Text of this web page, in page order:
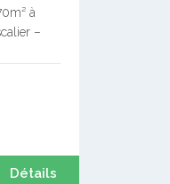
à
–
–
Détails